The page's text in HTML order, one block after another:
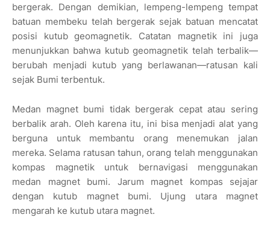
bergerak. Dengan demikian, lempeng-lempeng tempat
batuan membeku telah bergerak sejak batuan mencatat
posisi kutub geomagnetik. Catatan magnetik ini juga
menunjukkan bahwa kutub geomagnetik telah terbalik—
berubah menjadi kutub yang berlawanan—ratusan kali
sejak Bumi terbentuk.
Medan magnet bumi tidak bergerak cepat atau sering
berbalik arah. Oleh karena itu, ini bisa menjadi alat yang
berguna untuk membantu orang menemukan jalan
mereka. Selama ratusan tahun, orang telah menggunakan
kompas magnetik untuk bernavigasi menggunakan
medan magnet bumi. Jarum magnet kompas sejajar
dengan kutub magnet bumi. Ujung utara magnet
mengarah ke kutub utara magnet.